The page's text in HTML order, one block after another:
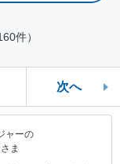
件）
次へ
ャーの
ま